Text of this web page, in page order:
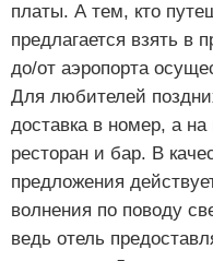
платы. А тем, кто
предлагается взять в
до/от аэропорта
Для любителей
доставка в номер, а на
ресторан и бар. В
предложения
волнения по поводу
ведь отель